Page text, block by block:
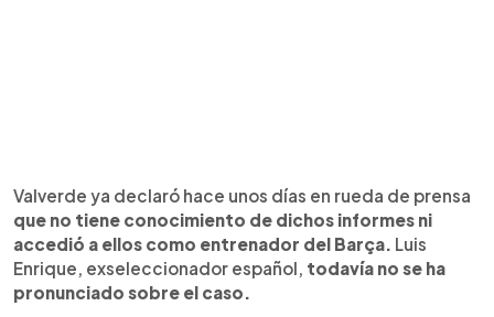
Valverde ya declaró hace unos días en rueda de prensa
que no tiene conocimiento de dichos informes ni
accedió a ellos como entrenador del Barça. Luis
Enrique, exseleccionador español, todavía no se ha
pronunciado sobre el caso.